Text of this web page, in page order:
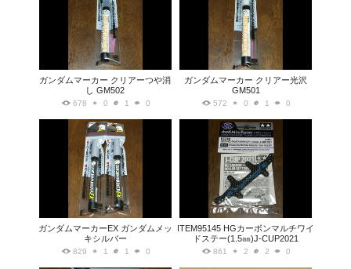
ガンダムマーカー クリアーつや消
し GM502
678 0 1 0
ガンダムマーカー クリアー光沢
GM501
572 0 1 0
ガンダムマーカーEX ガンダムメッ
キシルバー
829 1 1 0
ITEM95145 HGカーボンマルチワイ
ドステー(1.5㎜)J-CUP2021
861 2 2 0